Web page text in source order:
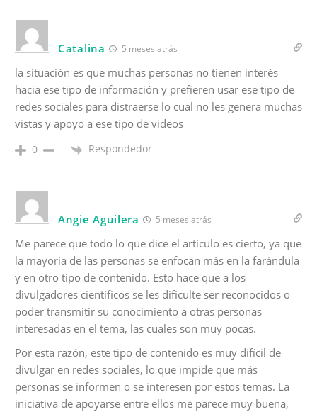
Catalina 5 meses atrás
la situación es que muchas personas no tienen interés
hacia ese tipo de información y prefieren usar ese tipo de
redes sociales para distraerse lo cual no les genera muchas
vistas y apoyo a ese tipo de videos
0 Respondedor
Angie Aguilera 5 meses atrás
Me parece que todo lo que dice el artículo es cierto, ya que
la mayoría de las personas se enfocan más en la farándula
y en otro tipo de contenido. Esto hace que a los
divulgadores científicos se les dificulte ser reconocidos o
poder transmitir su conocimiento a otras personas
interesadas en el tema, las cuales son muy pocas.
Por esta razón, este tipo de contenido es muy difícil de
divulgar en redes sociales, lo que impide que más
personas se informen o se interesen por estos temas. La
iniciativa de apoyarse entre ellos me parece muy buena,